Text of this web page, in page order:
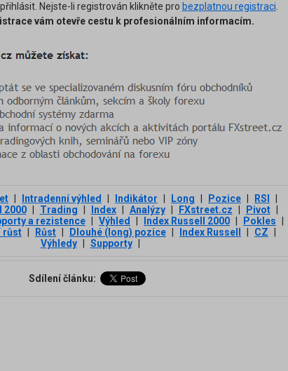
Nejste-li registrován klikněte pro bezplatnou registraci.
vám otevře cestu k profesionálním informacím.
Intradenní výhled Indikátor Long Pozice RSI
2000 Trading Index Analýzy FXstreet.cz Pivot
a rezistence Výhled Index Russell 2000 Pokles
růst Růst Dlouhé (long) pozice Index Russell CZ
Výhledy
Supporty
Sdílení článku: